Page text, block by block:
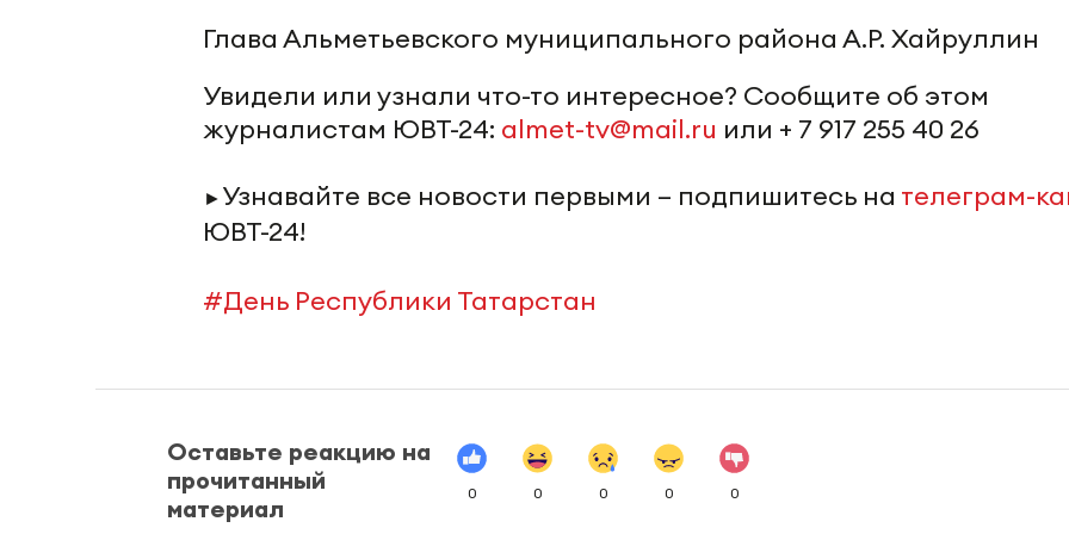
Глава Альметьевского муниципального района А.Р. Хайруллин
Увидели или узнали что-то интересное? Сообщите об этом
журналистам ЮВТ-24: almet-tv@mail.ru или + 7 917 255 40 26
► Узнавайте все новости первыми – подпишитесь на телеграм-
ЮВТ-24!
#День Республики Татарстан
Оставьте реакцию на
прочитанный
материал
0 0 0 0 0